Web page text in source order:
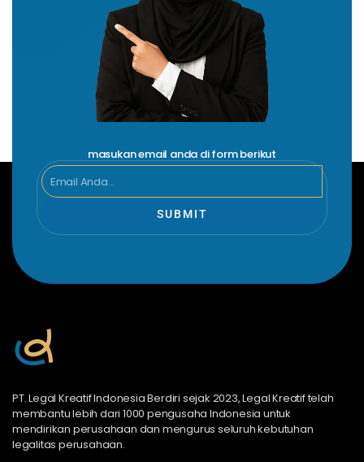
masukan email anda di form berikut
Email
SUBMIT
PT. Legal Kreatif Indonesia Berdiri sejak 2023, Legal Kreatif telah
membantu lebih dari 1000 pengusaha Indonesia untuk
mendirikan perusahaan dan mengurus seluruh kebutuhan
legalitas perusahaan.